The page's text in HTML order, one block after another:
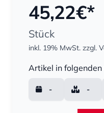
45,22€*
Stück
inkl. 19% MwSt. zzgl.
Artikel in
- -